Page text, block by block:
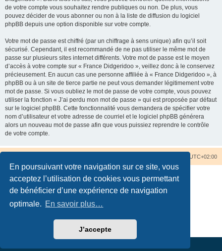
En poursuivant votre navigation sur ce site, vous
acceptez l’utilisation de cookies vous permettant
de bénéficier d’une expérience de navigation
optimale. En savoir plus…
J’accepte
de votre compte vous souhaitez rendre publiques ou non. De plus, vous
pouvez décider de vous abonner ou non à la liste de diffusion du logiciel
phpBB depuis une option disponible sur votre compte.
Votre mot de passe est chiffré (par un chiffrage à sens unique) afin qu’il soit
sécurisé. Cependant, il est recommandé de ne pas utiliser le même mot de
passe sur plusieurs sites internet différents. Votre mot de passe est le moyen
d’accès à votre compte sur « France Didgeridoo », veillez donc à le conservez
précieusement. En aucun cas une personne affiliée à « France Didgeridoo », à
phpBB ou à un site de tierce partie ne peut vous demander légitimement votre
mot de passe. Si vous oubliez le mot de passe de votre compte, vous pouvez
utiliser la fonction « J’ai perdu mon mot de passe » qui est proposée par défaut
sur le logiciel phpBB. Cette fonctionnalité vous demandera de spécifier votre
nom d’utilisateur et votre adresse de courriel et le logiciel phpBB générera
alors un nouveau mot de passe afin que vous puissiez reprendre le contrôle
de votre compte.
UTC+02:00
Traduction française officielle©
Confidentialité